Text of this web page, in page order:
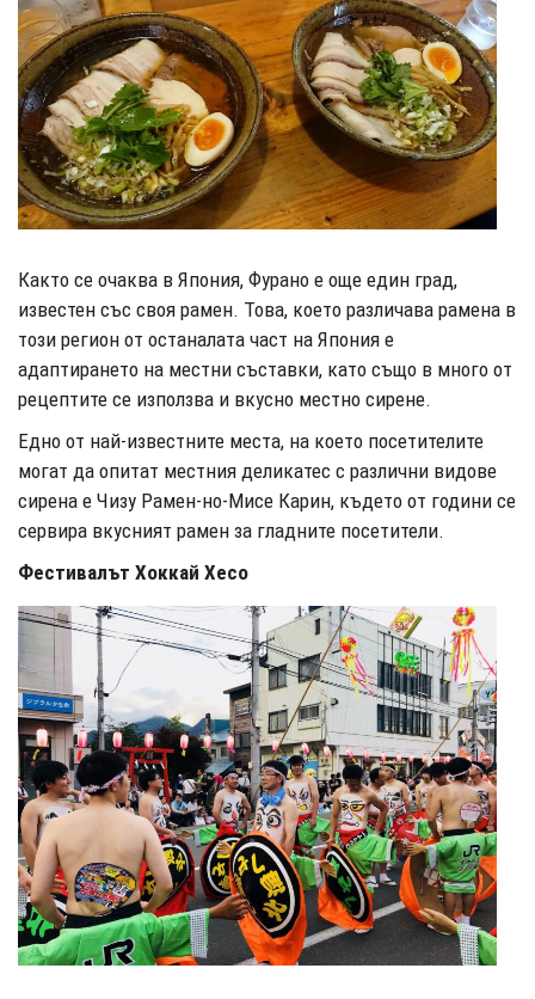
Както се очаква в Япония, Фурано е още един град,
известен със своя рамен. Това, което различава рамена в
този регион от останалата част на Япония е
адаптирането на местни съставки, като също в много от
рецептите се използва и вкусно местно сирене.
Едно от най-известните места, на което посетителите
могат да опитат местния деликатес с различни видове
сирена е Чизу Рамен-но-Мисе Карин, където от години се
сервира вкусният рамен за гладните посетители.
Фестивалът Хоккай Хесо